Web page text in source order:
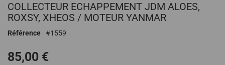
au
début
la
d’images
COLLECTEUR ECHAPPEMENT JDM ALOES,
ROXSY, XHEOS / MOTEUR YANMAR
Référence 1559
85,00 €